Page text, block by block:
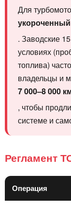
Для
. Заводские
условиях
топлива)
владельцы и
7 000–8 000
, чтобы
системе и
Регламент
Операция